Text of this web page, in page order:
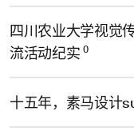
四川农业大学视觉
流活动纪实 0
十五年，素马设计